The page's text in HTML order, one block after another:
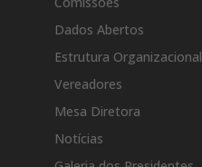
Dados Abertos
Estrutura Organizacional
Vereadores
Mesa Diretora
Notícias